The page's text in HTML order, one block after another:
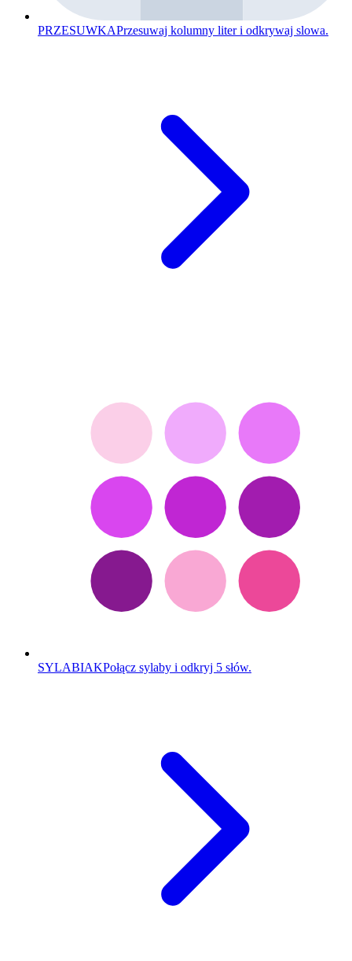
PRZESUWKAPrzesuwaj kolumny liter i odkrywaj slowa.
SYLABIAKPołącz sylaby i odkryj 5 słów.